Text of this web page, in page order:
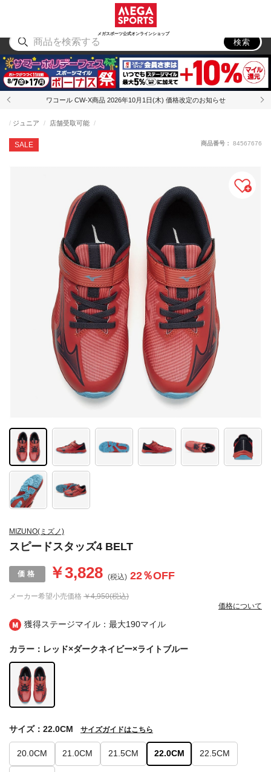
メガスポーツ公式オンラインショップ
アウトドア
検索
ワコール CW-X商品 2026年10月1日(木) 価格改定のお知らせ
獲得ステージマイル：最大190マイル
MIZUNO(ミズノ)
スピードスタッズ4 BELT
SALE
ジュニア 店舗受取可能
メーカー希望小売価格 ￥4,950(税込)
￥3,828 (税込) 22％OFF
価格について
商品番号： 84567676
カラー：レッド×ダークネイビー×ライトブルー
20.0CM 21.0CM 21.5CM 22.0CM 22.5CM
サイズ：22.0CM サイズガイドはこちら